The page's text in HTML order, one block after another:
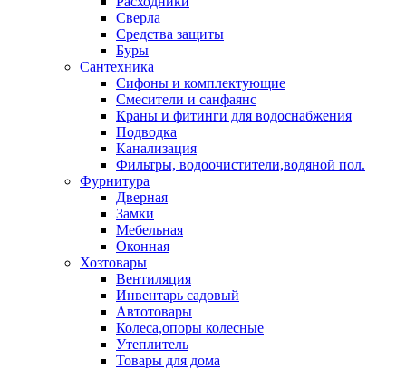
Сверла
Средства защиты
Буры
Сантехника
Сифоны и комплектующие
Смесители и санфаянс
Краны и фитинги для водоснабжения
Подводка
Канализация
Фильтры, водоочистители,водяной пол.
Фурнитура
Дверная
Замки
Мебельная
Оконная
Хозтовары
Вентиляция
Инвентарь садовый
Автотовары
Колеса,опоры колесные
Утеплитель
Товары для дома